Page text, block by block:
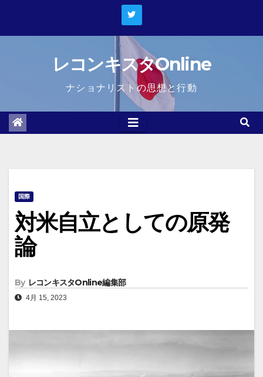
レコンキスタOnline
ナショナリストの思想と行動
国際
対米自立としての原発
論
By レコンキスタOnline編集部
4月 15, 2023